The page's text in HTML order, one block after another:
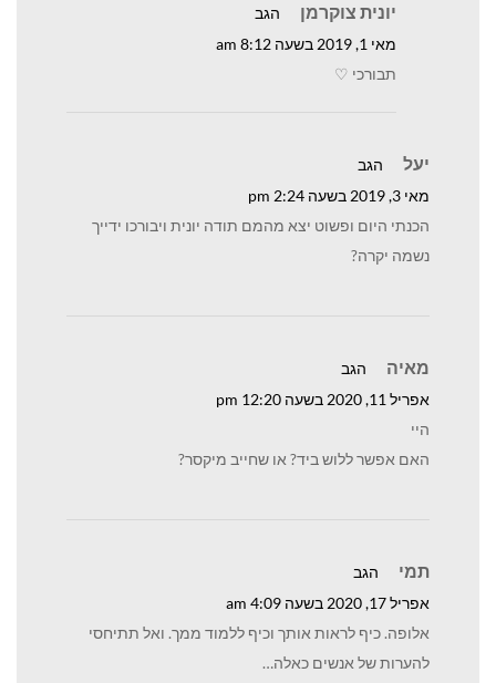
יונית צוקרמן
הגב
מאי 1, 2019 בשעה 8:12 am
תבורכי ♡
יעל
הגב
מאי 3, 2019 בשעה 2:24 pm
הכנתי היום ופשוט יצא מהמם תודה יונית ויבורכו ידייך
נשמה יקרה?
מאיה
הגב
אפריל 11, 2020 בשעה 12:20 pm
היי
האם אפשר ללוש ביד? או שחייב מיקסר?
תמי
הגב
אפריל 17, 2020 בשעה 4:09 am
אלופה. כיף לראות אותך וכיף ללמוד ממך. ואל תתיחסי
להערות של אנשים כאלה…